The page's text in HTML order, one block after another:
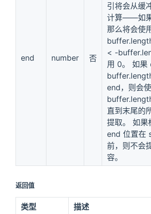
end number 否
引将会从缓
计算——如
那么将会使
< -
用 0。 如果
end，则会
直到末尾的
提取。 如果
end 位置在
前，则不会
容。
返回值
类型
描述